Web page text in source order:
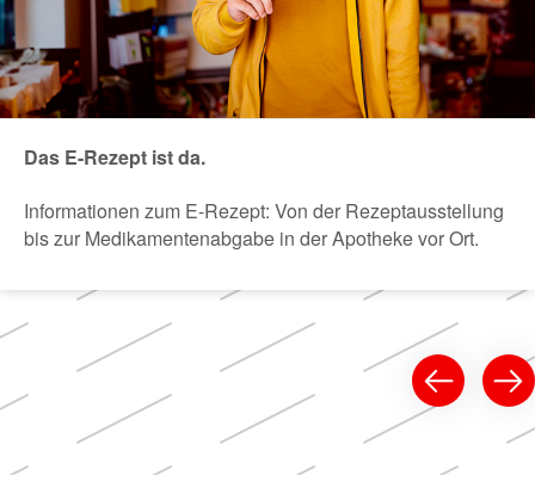
Das E-Rezept ist da.
Informationen zum E-Rezept: Von der Rezeptausstellung
bis zur Medikamentenabgabe in der Apotheke vor Ort.